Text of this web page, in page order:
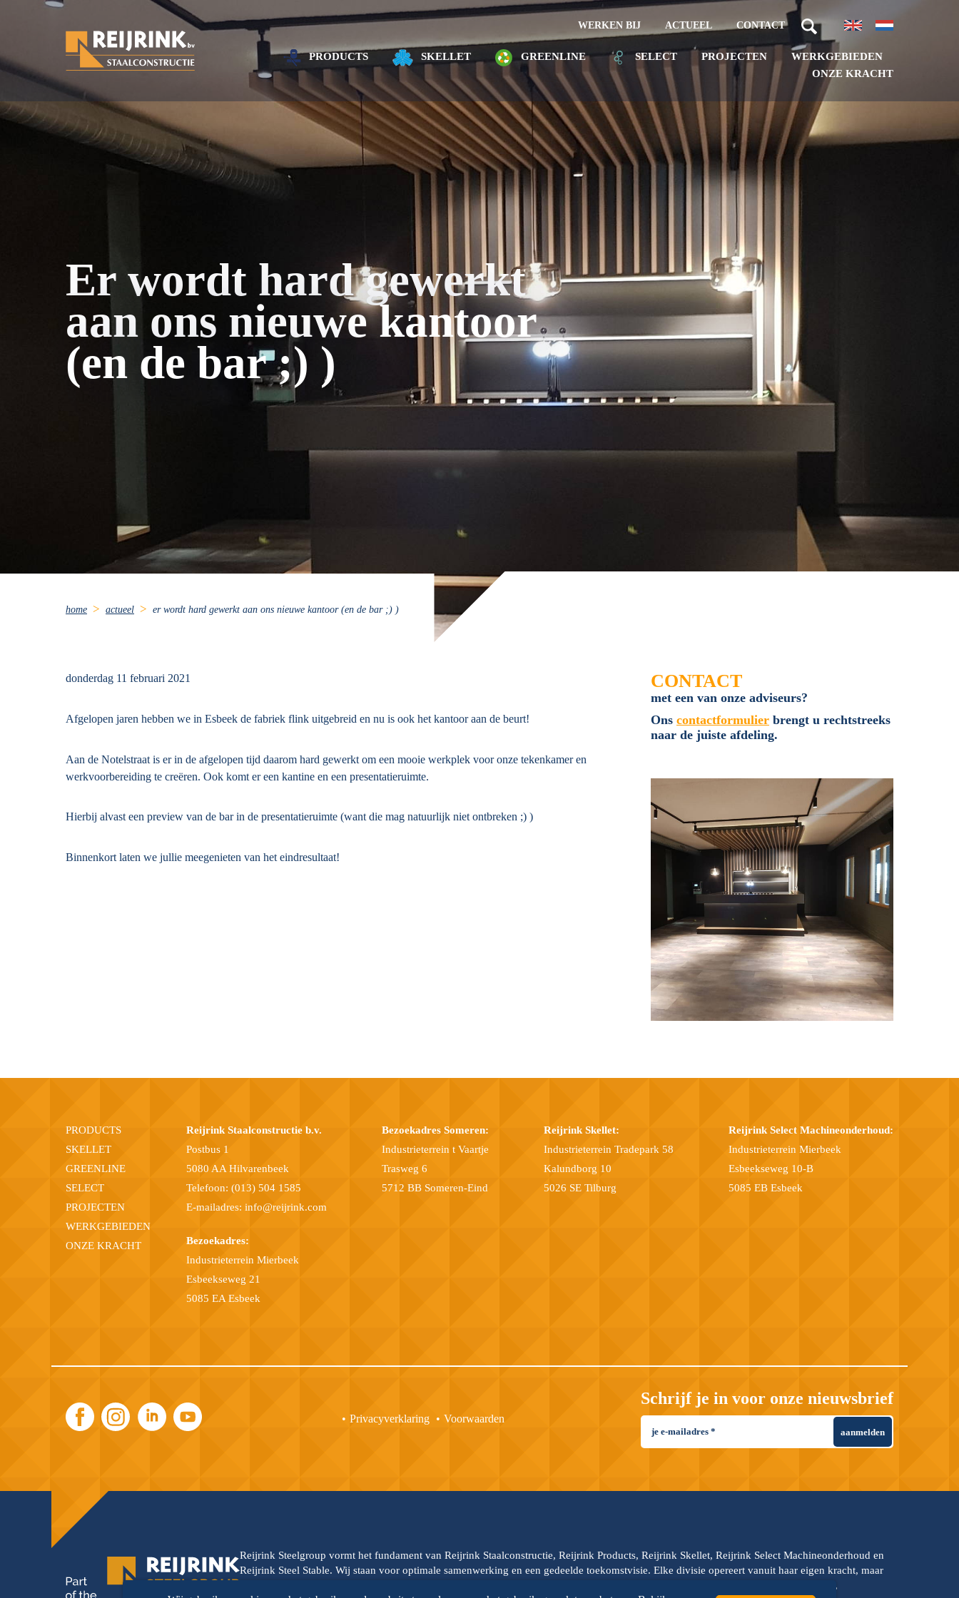
WERKEN BIJ ACTUEEL CONTACT
PRODUCTS SKELLET GREENLINE SELECT PROJECTEN
WERKGEBIEDEN
ONZE KRACHT
Er wordt hard gewerkt
aan ons nieuwe kantoor
(en de bar ;) )
home actueel er wordt hard gewerkt aan ons nieuwe kantoor (en de bar ;) )
donderdag 11 februari 2021
Afgelopen jaren hebben we in Esbeek de fabriek flink uitgebreid en nu is ook het kantoor aan de beurt!
Aan de Notelstraat is er in de afgelopen tijd daarom hard gewerkt om een mooie werkplek voor onze tekenkamer en
werkvoorbereiding te creëren. Ook komt er een kantine en een presentatieruimte.
Hierbij alvast een preview van de bar in de presentatieruimte (want die mag natuurlijk niet ontbreken ;) )
Binnenkort laten we jullie meegenieten van het eindresultaat!
CONTACT
met een van onze adviseurs?
Ons contactformulier brengt u rechtstreeks
naar de juiste afdeling.
PRODUCTS
SKELLET
GREENLINE
SELECT
PROJECTEN
WERKGEBIEDEN
ONZE KRACHT
Reijrink Staalconstructie b.v.
Postbus 1
5080 AA Hilvarenbeek
Telefoon: (013) 504 1585
E-mailadres: info@reijrink.com
Bezoekadres:
Industrieterrein Mierbeek
Esbeekseweg 21
5085 EA Esbeek
Bezoekadres Someren:
Industrieterrein t Vaartje
Trasweg 6
5712 BB Someren-Eind
Reijrink Skellet:
Industrieterrein Tradepark 58
Kalundborg 10
5026 SE Tilburg
Reijrink Select Machineonderhoud:
Industrieterrein Mierbeek
Esbeekseweg 10-B
5085 EB Esbeek
Privacyverklaring Voorwaarden
Schrijf je in voor onze nieuwsbrief
aanmelden
Reijrink Steelgroup vormt het fundament van Reijrink Staalconstructie, Reijrink Products, Reijrink Skellet, Reijrink Select Machineonderhoud en
Reijrink Steel Stable. Wij staan voor optimale samenwerking en een gedeelde toekomstvisie. Elke divisie opereert vanuit haar eigen kracht, maar
wordt versterkt door de onderlinge samenwerking. Reijrink Steelgroup en al haar divisies hanteren dezelfde kernwaarden: teamkracht,